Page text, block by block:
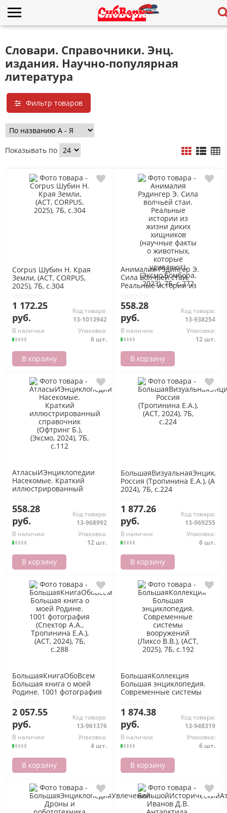
Словари. Справочники. Энц.
издания. Научно-популярная
литература
Фильтр товаров
Показывать по
Corpus Шубин Н. Края
Земли, (АСТ, CORPUS,
2025), 7Б, c.304
1 172.25
руб.
Код товара:
13-1013942
В наличии
Упаковка:
6 шт.
В корзину
Анималия Рэдингер Э.
Сила волчьей стаи.
Реальные истории из
(научные факты о
животных, которые
удивляют),
(Эксмо,Бомбора, 2023), 7Б,
c.272
558.28
руб.
Код товара:
13-938254
В наличии
Упаковка:
12 шт.
В корзину
АтласыИЭнциклопедии
Насекомые. Краткий
иллюстрированный
(Эксмо, 2024), 7Б, c.112
558.28
руб.
Код товара:
13-968992
В наличии
Упаковка:
12 шт.
В корзину
Россия (Тропинина Е.А.), (АСТ,
2024), 7Б, c.224
1 877.26
руб.
Код товара:
13-969255
В наличии
Упаковка:
6 шт.
В корзину
БольшаяКнигаОбоВсем
Большая книга о моей
Родине. 1001 фотография
Е.А.), (АСТ, 2024), 7Б, c.288
2 057.55
руб.
Код товара:
13-961376
В наличии
Упаковка:
4 шт.
В корзину
БольшаяКоллекция
Большая энциклопедия.
Современные системы
(АСТ, 2025), 7Б, c.192
1 874.38
руб.
Код товара:
13-948319
В наличии
Упаковка:
6 шт.
В корзину